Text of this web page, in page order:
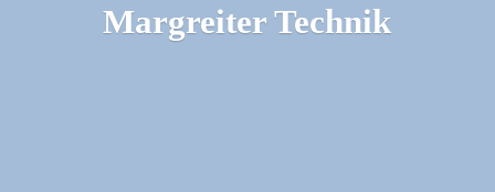
Margreiter Technik